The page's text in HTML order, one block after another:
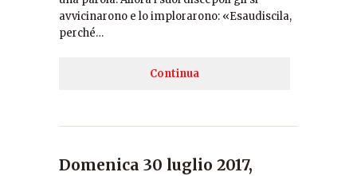
avvicinarono e lo implorarono: «Esaudiscila,
perché…
Continua
Domenica 30 luglio 2017,